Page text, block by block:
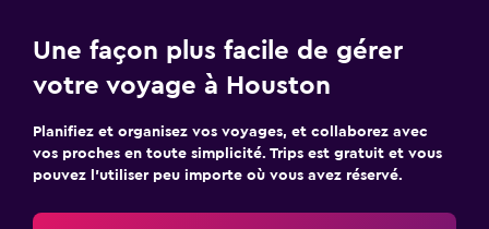
Une façon plus facile de gérer
votre voyage à Houston
Planifiez et organisez vos voyages, et collaborez avec
vos proches en toute simplicité. Trips est gratuit et vous
pouvez l’utiliser peu importe où vous avez réservé.